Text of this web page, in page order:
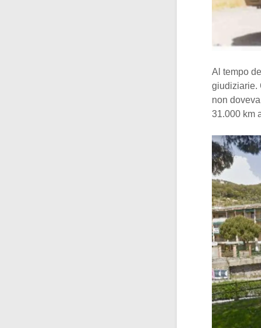
Al tempo
giudiziarie.
non
31.000 km